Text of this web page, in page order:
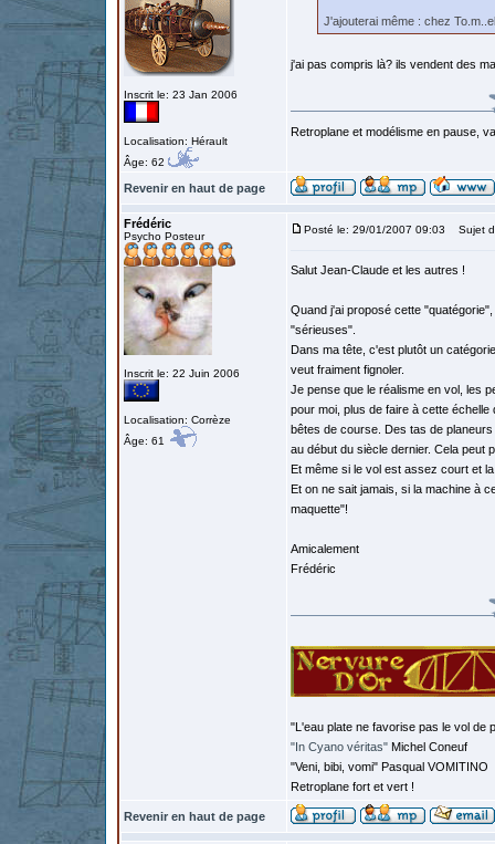
Inscrit le: 23 Jan 2006
Localisation: Hérault
Âge: 62
J'ajouterai même : chez
j'ai pas compris là? ils vendent des
Retroplane et modélisme en pause,
Revenir en haut de page
Frédéric
Psycho Posteur
Inscrit le: 22 Juin 2006
Localisation: Corrèze
Âge: 61
Posté le: 29/01/2007 09:03 Sujet
Salut Jean-Claude et les autres !
Quand j'ai proposé cette
"sérieuses".
Dans ma tête, c'est plutôt un
veut fraiment fignoler.
Je pense que le réalisme en vol, les
pour moi, plus de faire à cette
bêtes de course. Des tas de
au début du siècle dernier. Cela peut
Et même si le vol est assez court et
Et on ne sait jamais, si la machine à
maquette"!
Amicalement
Frédéric
"L'eau plate ne favorise pas le vol de
"In Cyano véritas" Michel Coneuf
"Veni, bibi, vomi" Pasqual VOMITINO
Retroplane fort et vert !
Revenir en haut de page